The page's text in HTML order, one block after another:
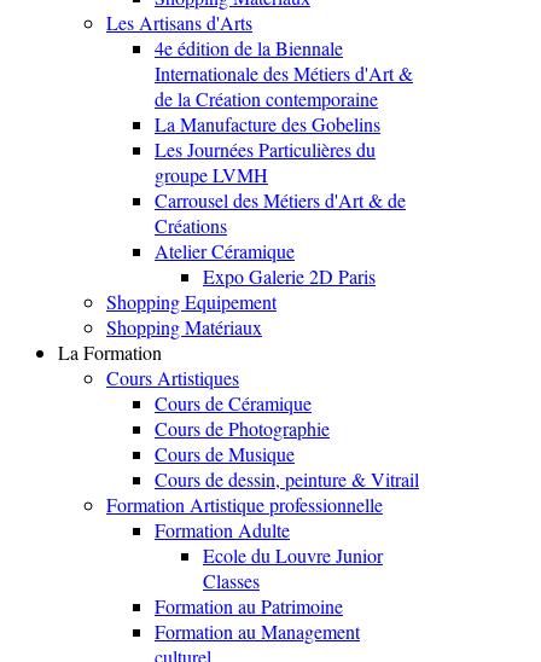
Les Artisans d'Arts
4e édition de la Biennale
Internationale des Métiers d'Art &
de la Création contemporaine
La Manufacture des Gobelins
Les Journées Particulières du
groupe LVMH
Carrousel des Métiers d'Art & de
Créations
Atelier Céramique
Expo Galerie 2D Paris
Shopping Equipement
Shopping Matériaux
La Formation
Cours Artistiques
Cours de Céramique
Cours de Photographie
Cours de Musique
Cours de dessin, peinture & Vitrail
Formation Artistique professionnelle
Formation Adulte
Ecole du Louvre Junior
Classes
Formation au Patrimoine
Formation au Management